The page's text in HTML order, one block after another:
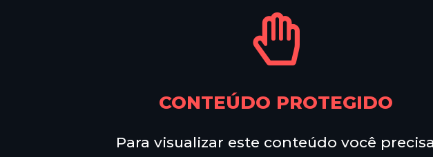
CONTEÚDO PROTEGIDO
Para visualizar este conteúdo você precisa